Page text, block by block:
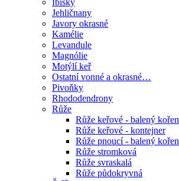
Ibišky
Jehličnany
Javory okrasné
Kamélie
Levandule
Magnólie
Motýlí keř
Ostatní vonné a okrasné…
Pivoňky
Rhododendrony
Růže
Růže keřové - balený kořen
Růže keřové - kontejner
Růže pnoucí - balený kořen
Růže stromková
Růže svraskalá
Růže půdokryvná